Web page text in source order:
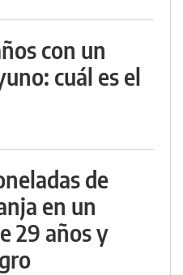
con un
cuál es el
de
en un
29 años y